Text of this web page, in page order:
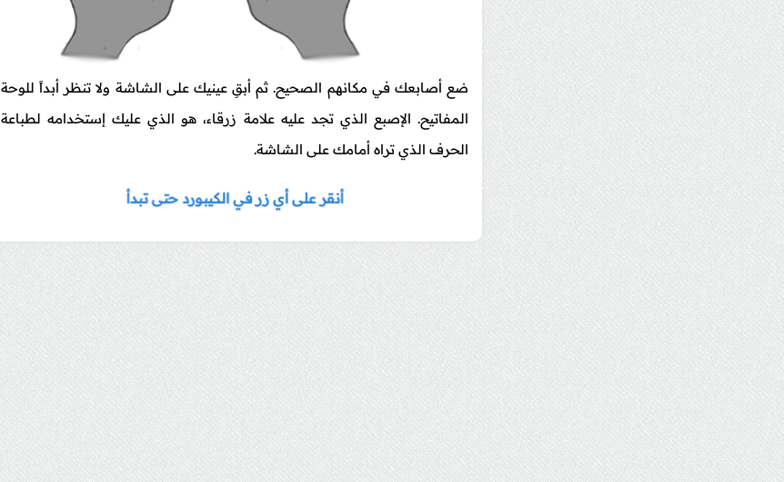
ضع أصابعك في مكانهم الصحيح. ثم أبقِ عينيك على الشاشة ولا تنظر أبداً للوحة
المفاتيح. الإصبع الذي تجد عليه علامة زرقاء، هو الذي عليك إستخدامه لطباعة
الحرف الذي تراه أمامك على الشاشة.
أنقر على أي زر في الكيبورد حتى تبدأ